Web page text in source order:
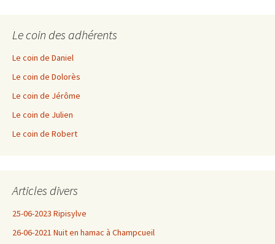
Le coin des adhérents
Le coin de Daniel
Le coin de Dolorès
Le coin de Jérôme
Le coin de Julien
Le coin de Robert
Articles divers
25-06-2023 Ripisylve
26-06-2021 Nuit en hamac à Champcueil